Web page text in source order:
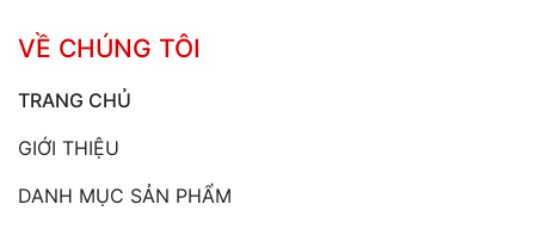
VỀ CHÚNG TÔI
TRANG CHỦ
GIỚI THIỆU
DANH MỤC SẢN PHẨM